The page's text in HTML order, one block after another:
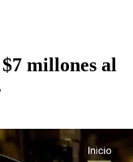
millones al